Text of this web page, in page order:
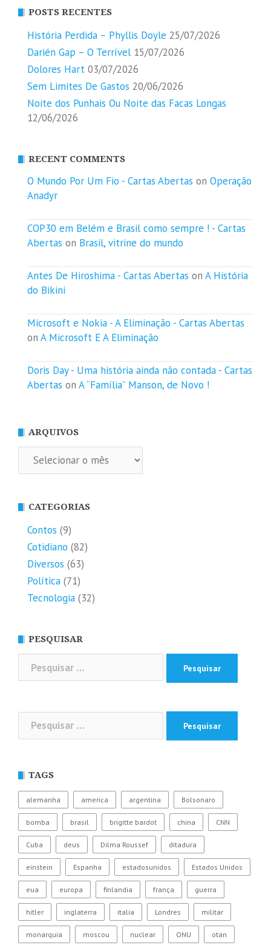
POSTS RECENTES
História Perdida – Phyllis Doyle 25/07/2026
Darién Gap – O Terrível 15/07/2026
Dolores Hart 03/07/2026
Sem Limites De Gastos 20/06/2026
Noite dos Punhais Ou Noite das Facas Longas
12/06/2026
RECENT COMMENTS
O Mundo Por Um Fio - Cartas Abertas on Operação
Anadyr
COP30 em Belém e Brasil como sempre ! - Cartas
Abertas on Brasil, vitrine do mundo
Antes De Hiroshima - Cartas Abertas on A História
do Bikini
Microsoft e Nokia - A Eliminação - Cartas Abertas
on A Microsoft E A Eliminação
Doris Day - Uma história ainda não contada - Cartas
Abertas on A “Família” Manson, de Novo !
ARQUIVOS
Arquivos
CATEGORIAS
Contos (9)
Cotidiano (82)
Diversos (63)
Política (71)
Tecnologia (32)
PESQUISAR
por:
Pesquisar
por:
TAGS
alemanha america argentina Bolsonaro
bomba brasil brigitte bardot china CNN
Cuba deus Dilma Roussef ditadura
einstein Espanha estadosunidos Estados Unidos
eua europa finlandia frança guerra
hitler inglaterra italia Londres militar
monarquia moscou nuclear ONU otan